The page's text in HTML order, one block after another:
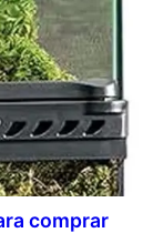
comprar